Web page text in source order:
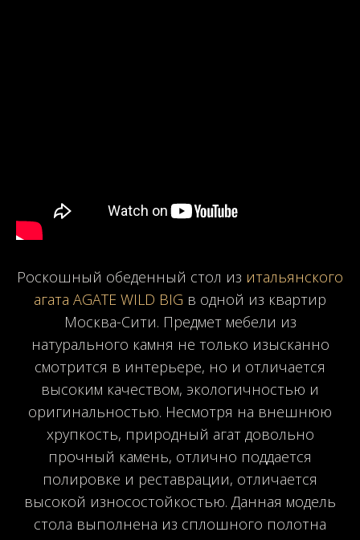
Роскошный обеденный стол из итальянского
агата AGATE WILD BIG в одной из квартир
Москва-Сити. Предмет мебели из
натурального камня не только изысканно
смотрится в интерьере, но и отличается
высоким качеством, экологичностью и
оригинальностью. Несмотря на внешнюю
хрупкость, природный агат довольно
прочный камень, отлично поддается
полировке и реставрации, отличается
высокой износостойкостью. Данная модель
стола выполнена из сплошного полотна